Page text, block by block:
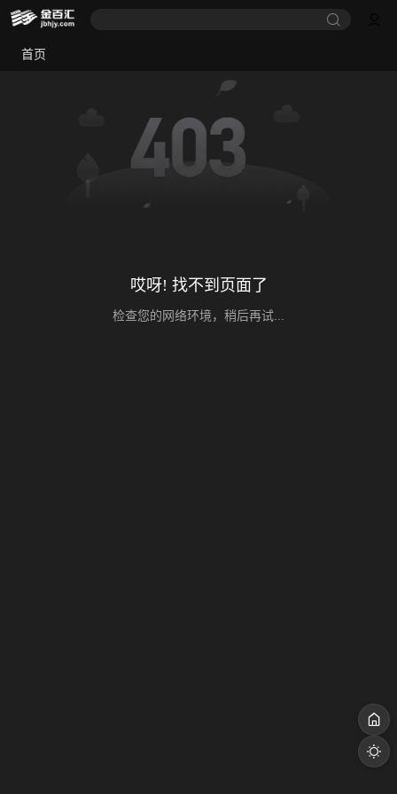
首页
哎呀! 找不到页面了
检查您的网络环境，稍后再试...